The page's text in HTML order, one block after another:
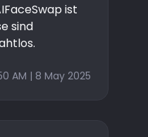
ist
sind
AM | 8 May 2025